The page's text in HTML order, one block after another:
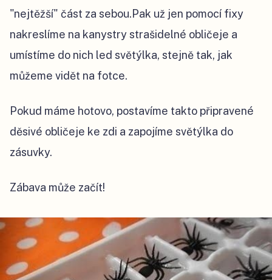
"nejtěžší" část za sebou.Pak už jen pomocí fixy
nakreslíme na kanystry strašidelné obličeje a
umístíme do nich led světýlka, stejně tak, jak
můžeme vidět na fotce.
Pokud máme hotovo, postavíme takto připravené
děsivé obličeje ke zdi a zapojíme světýlka do
zásuvky.
Zábava může začít!